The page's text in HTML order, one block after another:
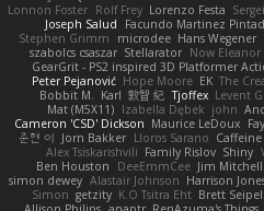
Lonnon Foster Rolf Frey Lorenzo Festa
Joseph Salud
Facundo Martinez
Stephen Grimm
microdee Hans Wegener
szabolcs csaszar Stellarator Now Eleanor
GearGrit - PS2 inspired 3D Platformer
Peter Pejanović Hope Moore EK The
Bobbit M.
Karl 敦智 紀 Tjoffex Levent
Mat (M5X11) Izabella Dębek john
Cameron 'CSD' Dickson Maurice LeDoux
준현 이 Jorn Bakker Lloros Sarano
Alex Tsiskarishvili Family Rislov Shiny
Ben Houston
DeeEmmCee Jim Mitchell
simon dewey Alastair Johnson Harrison
Simon getzity K.O Tsitra Eht Brett Seipel